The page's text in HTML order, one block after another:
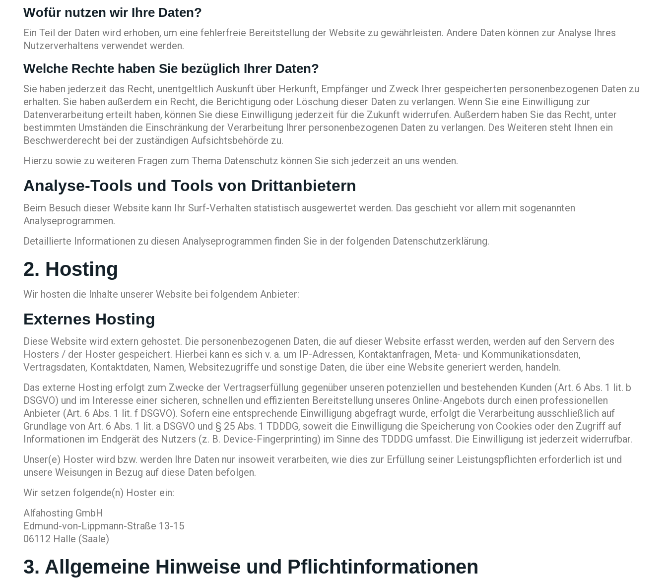
Wofür nutzen wir Ihre Daten?
Ein Teil der Daten wird erhoben, um eine fehlerfreie Bereitstellung der Website zu gewährleisten. Andere Daten können zur Analyse Ihres
Nutzerverhaltens verwendet werden.
Welche Rechte haben Sie bezüglich Ihrer Daten?
Sie haben jederzeit das Recht, unentgeltlich Auskunft über Herkunft, Empfänger und Zweck Ihrer gespeicherten personenbezogenen Daten zu
erhalten. Sie haben außerdem ein Recht, die Berichtigung oder Löschung dieser Daten zu verlangen. Wenn Sie eine Einwilligung zur
Datenverarbeitung erteilt haben, können Sie diese Einwilligung jederzeit für die Zukunft widerrufen. Außerdem haben Sie das Recht, unter
bestimmten Umständen die Einschränkung der Verarbeitung Ihrer personenbezogenen Daten zu verlangen. Des Weiteren steht Ihnen ein
Beschwerderecht bei der zuständigen Aufsichtsbehörde zu.
Hierzu sowie zu weiteren Fragen zum Thema Datenschutz können Sie sich jederzeit an uns wenden.
Analyse-Tools und Tools von Dritt­anbietern
Beim Besuch dieser Website kann Ihr Surf-Verhalten statistisch ausgewertet werden. Das geschieht vor allem mit sogenannten
Analyseprogrammen.
Detaillierte Informationen zu diesen Analyseprogrammen finden Sie in der folgenden Datenschutzerklärung.
2. Hosting
Wir hosten die Inhalte unserer Website bei folgendem Anbieter:
Externes Hosting
Diese Website wird extern gehostet. Die personenbezogenen Daten, die auf dieser Website erfasst werden, werden auf den Servern des
Hosters / der Hoster gespeichert. Hierbei kann es sich v. a. um IP-Adressen, Kontaktanfragen, Meta- und Kommunikationsdaten,
Vertragsdaten, Kontaktdaten, Namen, Websitezugriffe und sonstige Daten, die über eine Website generiert werden, handeln.
Das externe Hosting erfolgt zum Zwecke der Vertragserfüllung gegenüber unseren potenziellen und bestehenden Kunden (Art. 6 Abs. 1 lit. b
DSGVO) und im Interesse einer sicheren, schnellen und effizienten Bereitstellung unseres Online-Angebots durch einen professionellen
Anbieter (Art. 6 Abs. 1 lit. f DSGVO). Sofern eine entsprechende Einwilligung abgefragt wurde, erfolgt die Verarbeitung ausschließlich auf
Grundlage von Art. 6 Abs. 1 lit. a DSGVO und § 25 Abs. 1 TDDDG, soweit die Einwilligung die Speicherung von Cookies oder den Zugriff auf
Informationen im Endgerät des Nutzers (z. B. Device-Fingerprinting) im Sinne des TDDDG umfasst. Die Einwilligung ist jederzeit widerrufbar.
Unser(e) Hoster wird bzw. werden Ihre Daten nur insoweit verarbeiten, wie dies zur Erfüllung seiner Leistungspflichten erforderlich ist und
unsere Weisungen in Bezug auf diese Daten befolgen.
Wir setzen folgende(n) Hoster ein:
Alfahosting GmbH
Edmund-von-Lippmann-Straße 13-15
06112 Halle (Saale)
3. Allgemeine Hinweise und Pflicht­informationen